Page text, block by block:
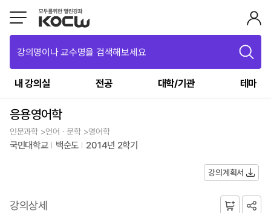
강의명이나 교수명을 검색해보세요
내 강의실 전공 대학/기관 테마
응용영어학
인문과학 >언어ㆍ문학 >영어학
국민대학교 백순도 2014년 2학기
강의계획서
강의상세